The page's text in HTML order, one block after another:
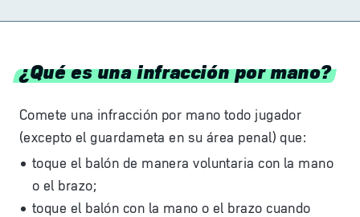
¿Qué es una infracción por mano?
Comete una infracción por mano todo jugador
(excepto el guardameta en su área penal) que:
toque el balón de manera voluntaria con la mano
o el brazo;
toque el balón con la mano o el brazo cuando